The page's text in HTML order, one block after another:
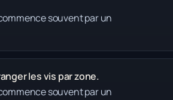
souvent par un
les vis par zone.
souvent par un